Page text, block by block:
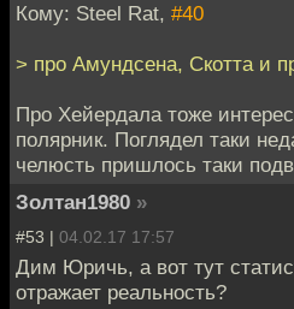
Кому: Steel Rat, #40
> про Амундсена, Скотта и
Про Хейердала тоже
полярник. Поглядел таки
челюсть пришлось таки
Золтан1980 »
#53 | 04.02.17 17:57
Дим Юричь, а вот тут
отражает реальность?